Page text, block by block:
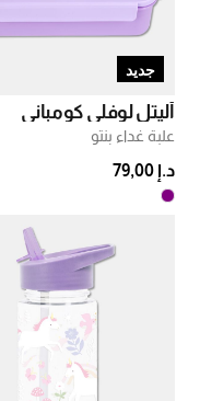
جديد
أليتل لوفلي كومباني
علبة غداء بنتو
د.إ 79,00